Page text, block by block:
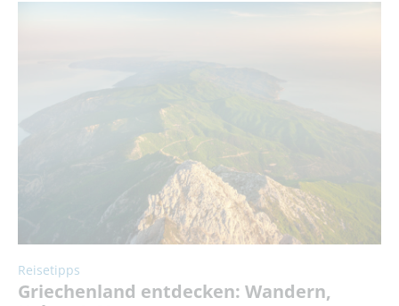
Reisetipps
Griechenland entdecken: Wandern,